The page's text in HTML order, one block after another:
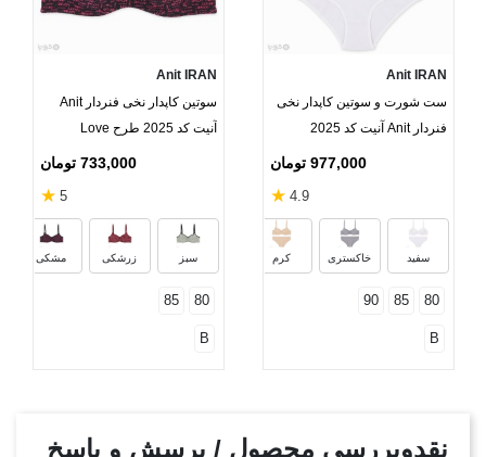
Anit IRAN
ست شورت و سوتین کاپدار نخی
فنردار Anit آنیت کد 2025
977,000 تومان
4.9
★
سفید خاکستری کرم
80
85
90
B
Anit IRAN
سوتین کاپدار نخی فنردار Anit
آنیت کد 2025 طرح Love
733,000 تومان
5
★
سبز زرشکی مشکی
80
85
B
نقدوبررسی محصول / پرسش و پاسخ